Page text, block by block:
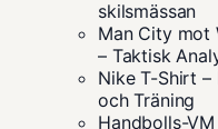
skilsmässan
Man City mot
– Taktisk
Nike T-Shirt
och Träning
Handbolls-